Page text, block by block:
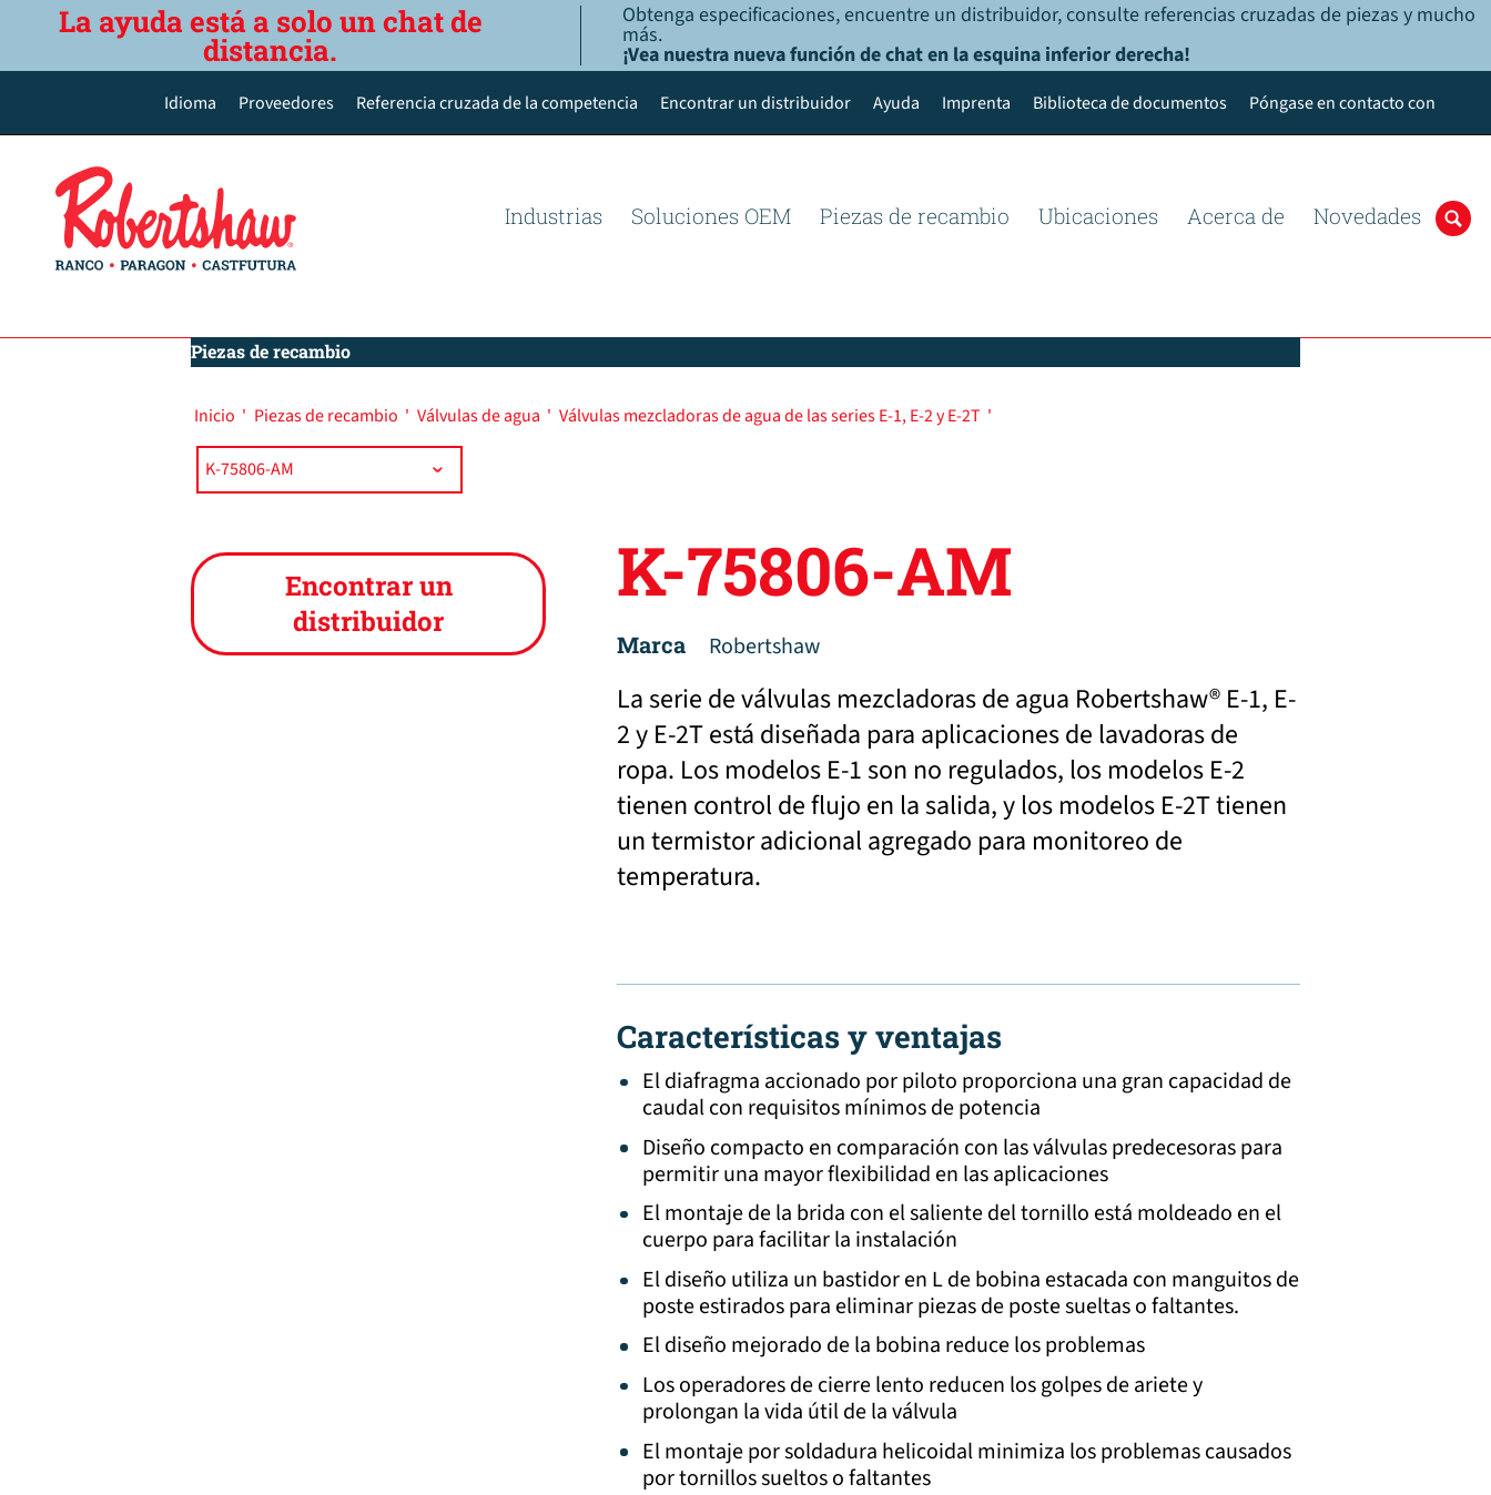
La ayuda está a solo un chat de
distancia.
Obtenga especificaciones, encuentre un distribuidor, consulte referencias cruzadas de piezas y mucho
más.
¡Vea nuestra nueva función de chat en la esquina inferior derecha!
Idioma
Deutsch
Español de México
Português do Brasil
Proveedores Referencia cruzada de la competencia Encontrar un distribuidor Ayuda Imprenta Biblioteca de documentos Póngase en contacto con
Industrias Soluciones OEM Piezas de recambio Ubicaciones Acerca de Novedades
Piezas de recambio
Inicio ' Piezas de recambio ' Válvulas de agua ' Válvulas mezcladoras de agua de las series E-1, E-2 y E-2T '
Encontrar un
distribuidor
K-75806-AM
Marca Robertshaw
La serie de válvulas mezcladoras de agua Robertshaw® E-1, E-
2 y E-2T está diseñada para aplicaciones de lavadoras de
ropa. Los modelos E-1 son no regulados, los modelos E-2
tienen control de flujo en la salida, y los modelos E-2T tienen
un termistor adicional agregado para monitoreo de
temperatura.
Características y ventajas
El diafragma accionado por piloto proporciona una gran capacidad de
caudal con requisitos mínimos de potencia
Diseño compacto en comparación con las válvulas predecesoras para
permitir una mayor flexibilidad en las aplicaciones
El montaje de la brida con el saliente del tornillo está moldeado en el
cuerpo para facilitar la instalación
El diseño utiliza un bastidor en L de bobina estacada con manguitos de
poste estirados para eliminar piezas de poste sueltas o faltantes.
El diseño mejorado de la bobina reduce los problemas
Los operadores de cierre lento reducen los golpes de ariete y
prolongan la vida útil de la válvula
El montaje por soldadura helicoidal minimiza los problemas causados
por tornillos sueltos o faltantes